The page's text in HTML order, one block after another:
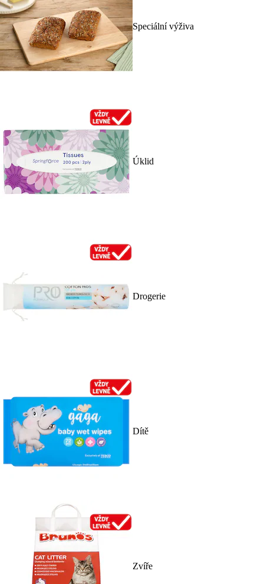
Speciální výživa
Úklid
Drogerie
Dítě
Zvíře